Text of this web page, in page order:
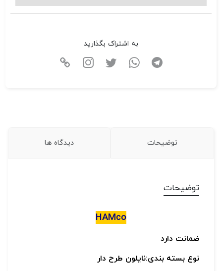
به اشتراک بگذارید
توضیحات دیدگاه ها
توضیحات
HAMco
ضمانت دارد
نوع بسته بندی:نایلون طرح دار